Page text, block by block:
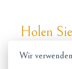
Holen
Wir